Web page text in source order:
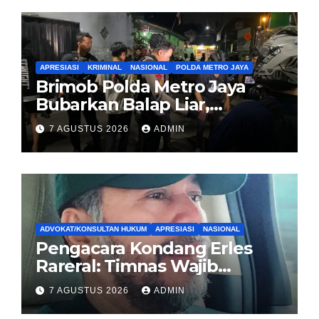
APRESIASI KRIMINAL NASIONAL POLDA METRO JAYA
Brimob Polda Metro Jaya
Bubarkan Balap Liar,
Sembilan Motor Diamankan
di Jakarta Timur
7 AGUSTUS 2026 ADMIN
ADVOKAT/KONSULTAN HUKUM APRESIASI NASIONAL
Pengacara Kondang Erles
Rareral: Timnas Wajib
Menang Lawan Singapura,
Jadi Kado HUT Kemerdekaan
7 AGUSTUS 2026 ADMIN